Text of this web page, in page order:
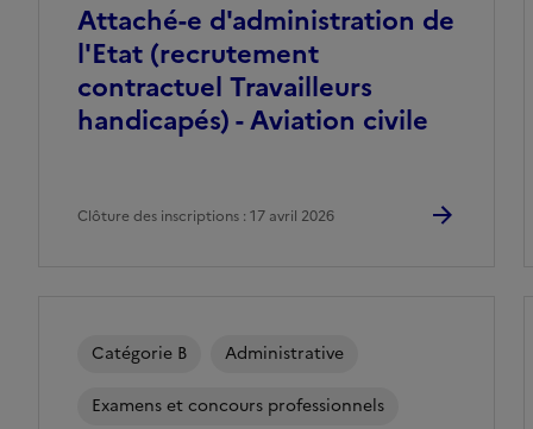
Attaché-e d'administration de
l'Etat (recrutement
contractuel Travailleurs
handicapés) - Aviation civile
Clôture des inscriptions : 17 avril 2026
Catégorie B Administrative
Examens et concours professionnels